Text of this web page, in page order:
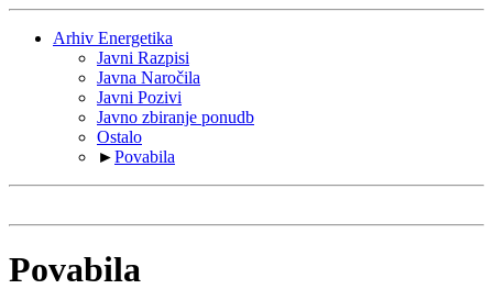
Arhiv Energetika
Javni Razpisi
Javna Naročila
Javni Pozivi
Javno zbiranje ponudb
Ostalo
►Povabila
Povabila